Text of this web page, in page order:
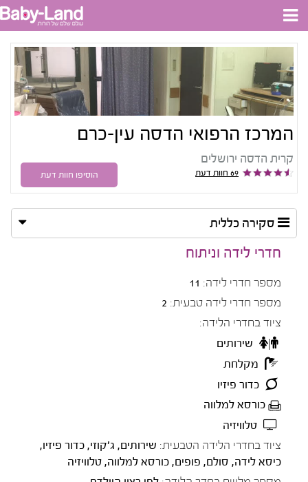
המרכז הרפואי הדסה עין-כרם
קרית הדסה ירושלים
69 חוות דעת הוסיפו חוות דעת
סקירה כללית
חדרי לידה וניתוח
מספר חדרי לידה: 11
מספר חדרי לידה טבעית: 2
ציוד בחדרי הלידה:
שירותים
מקלחת
כדור פיזיו
כורסא למלווה
טלוויזיה
ציוד בחדרי הלידה הטבעית: שירותים, ג'קוזי, כדור פיזיו,
כיסא לידה, סולם, פופים, כורסא למלווה, טלוויזיה